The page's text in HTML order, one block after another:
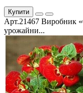
Купити
Арт.21467 Виробник
урожайни...